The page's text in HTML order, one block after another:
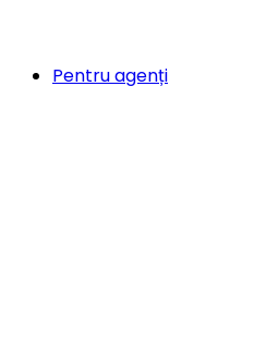
Pentru agenți